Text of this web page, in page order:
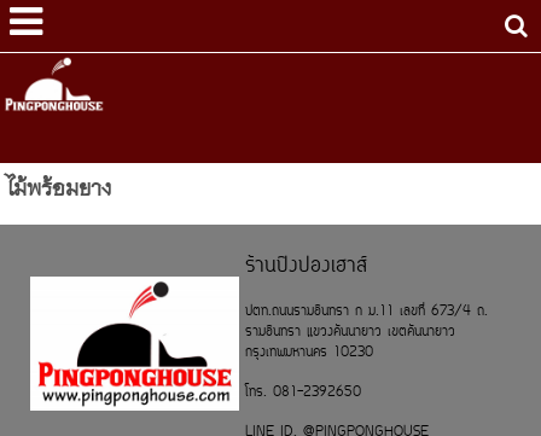
ไม้พร้อมยาง
ร้านปิงปองเฮาส์
ปตท.ถนนรามอินทรา ก ม.11 เลขที่ 673/4 ถ.
รามอินทรา แขวงคันนายาว เขตคันนายาว
กรุงเทพมหานคร 10230
โทร. 081-2392650